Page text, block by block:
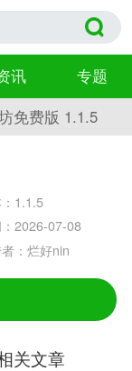
讯
专题
免费版 1.1.5
1.1.5
2026-07-08
者：烂好nin
关文章